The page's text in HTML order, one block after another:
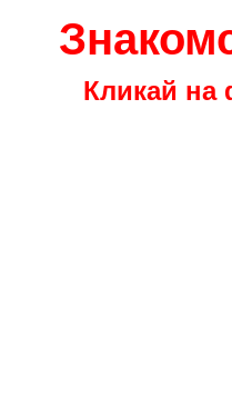
Кликай на